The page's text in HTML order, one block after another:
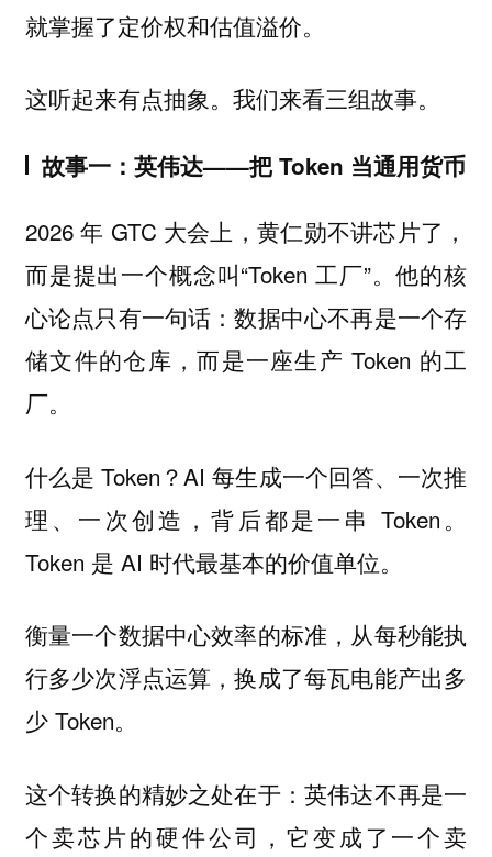
就掌握了定价权和估值溢价。
这听起来有点抽象。我们来看三组故事。
故事一：英伟达——把 Token 当通用货币
2026 年 GTC 大会上，黄仁勋不讲芯片了，
而是提出一个概念叫“Token 工厂”。他的核
心论点只有一句话：数据中心不再是一个存
储文件的仓库，而是一座生产 Token 的工
厂。
什么是 Token？AI 每生成一个回答、一次推
理、一次创造，背后都是一串 Token。
Token 是 AI 时代最基本的价值单位。
衡量一个数据中心效率的标准，从每秒能执
行多少次浮点运算，换成了每瓦电能产出多
少 Token。
这个转换的精妙之处在于：英伟达不再是一
个卖芯片的硬件公司，它变成了一个卖